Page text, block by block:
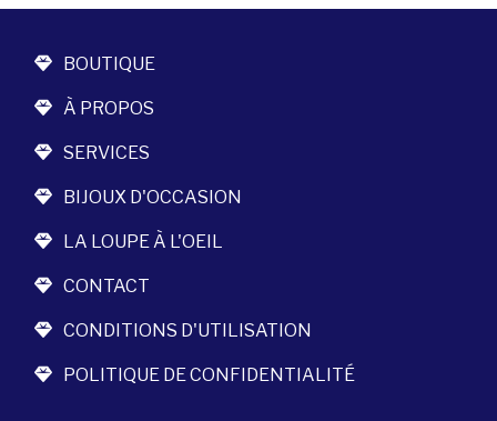
BOUTIQUE
À PROPOS
SERVICES
BIJOUX D'OCCASION
LA LOUPE À L'OEIL
CONTACT
CONDITIONS D'UTILISATION
POLITIQUE DE CONFIDENTIALITÉ